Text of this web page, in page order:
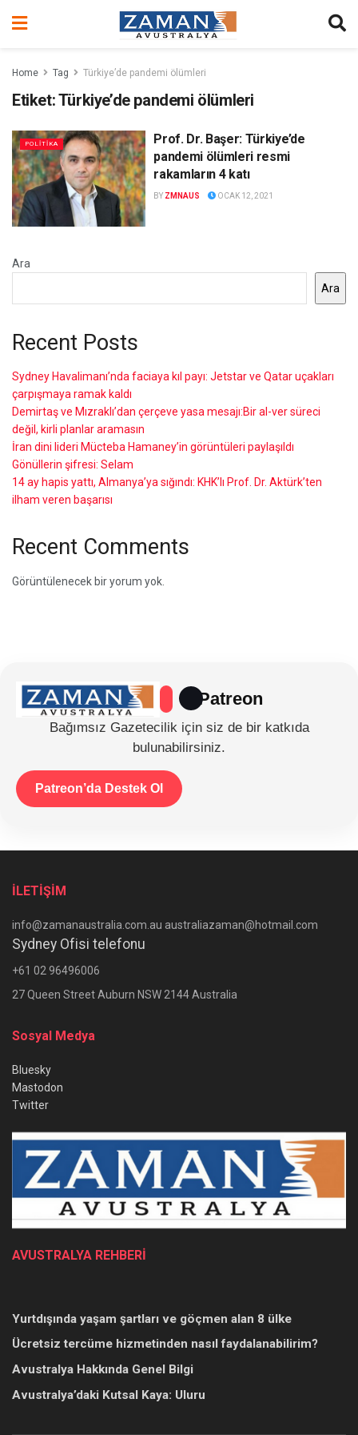
Home Tag Türkiye’de pandemi ölümleri
Etiket:Türkiye’de pandemi ölümleri
POLİTİKA
Prof. Dr. Başer: Türkiye’de
pandemi ölümleri resmi
rakamların 4 katı
BY ZMNAUS OCAK 12, 2021
Ara
Ara
Recent Posts
Sydney Havalimanı’nda faciaya kıl payı: Jetstar ve Qatar uçakları
çarpışmaya ramak kaldı
Demirtaş ve Mızraklı’dan çerçeve yasa mesajı:Bir al-ver süreci
değil, kirli planlar aramasın
İran dini lideri Mücteba Hamaney’in görüntüleri paylaşıldı
Gönüllerin şifresi: Selam
14 ay hapis yattı, Almanya’ya sığındı: KHK’lı Prof. Dr. Aktürk’ten
ilham veren başarısı
Recent Comments
Görüntülenecek bir yorum yok.
Patreon
Bağımsız Gazetecilik için siz de bir katkıda
bulunabilirsiniz.
Patreon’da Destek Ol
İLETİŞİM
info@zamanaustralia.com.au australiazaman@hotmail.com
Sydney Ofisi telefonu
+61 02 96496006
27 Queen Street Auburn NSW 2144 Australia
Sosyal Medya
Bluesky
Mastodon
Twitter
AVUSTRALYA REHBERİ
Yurtdışında yaşam şartları ve göçmen alan 8 ülke
Ücretsiz tercüme hizmetinden nasıl faydalanabilirim?
Avustralya Hakkında Genel Bilgi
Avustralya’daki Kutsal Kaya: Uluru